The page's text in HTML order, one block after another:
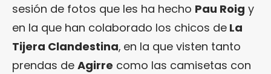
sesión de fotos que les ha hecho Pau Roig y
en la que han colaborado los chicos de La
Tijera Clandestina, en la que visten tanto
prendas de Agirre como las camisetas con